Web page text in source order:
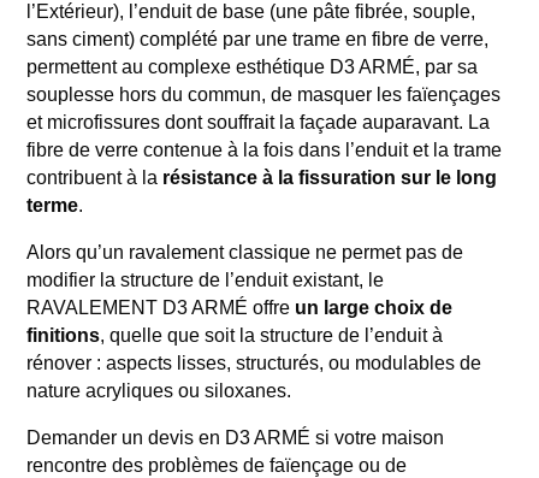
l’Extérieur), l’enduit de base (une pâte fibrée, souple,
sans ciment) complété par une trame en fibre de verre,
permettent au complexe esthétique D3 ARMÉ, par sa
souplesse hors du commun, de masquer les faïençages
et microfissures dont souffrait la façade auparavant. La
fibre de verre contenue à la fois dans l’enduit et la trame
contribuent à la résistance à la fissuration sur le long
terme.
Alors qu’un ravalement classique ne permet pas de
modifier la structure de l’enduit existant, le
RAVALEMENT D3 ARMÉ offre un large choix de
finitions, quelle que soit la structure de l’enduit à
rénover : aspects lisses, structurés, ou modulables de
nature acryliques ou siloxanes.
Demander un devis en D3 ARMÉ si votre maison
rencontre des problèmes de faïençage ou de